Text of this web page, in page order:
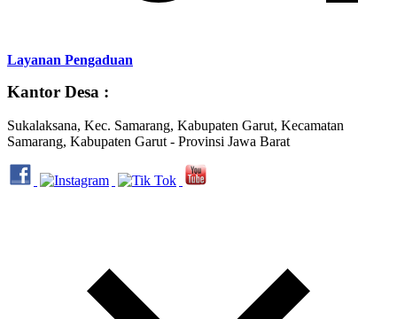
Layanan Pengaduan
Kantor Desa :
Sukalaksana, Kec. Samarang, Kabupaten Garut, Kecamatan
Samarang, Kabupaten Garut - Provinsi Jawa Barat